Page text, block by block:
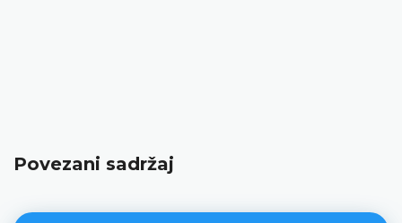
Povezani sadržaj